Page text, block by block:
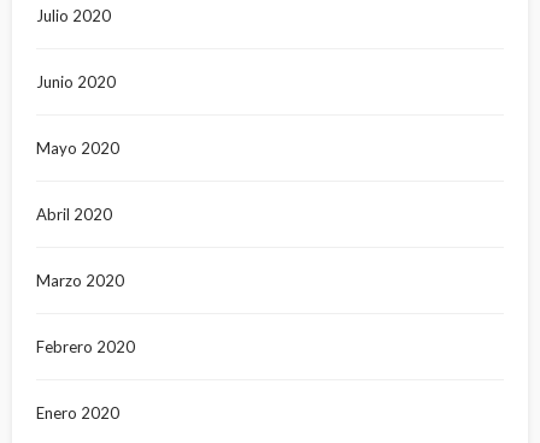
Julio 2020
Junio 2020
Mayo 2020
Abril 2020
Marzo 2020
Febrero 2020
Enero 2020